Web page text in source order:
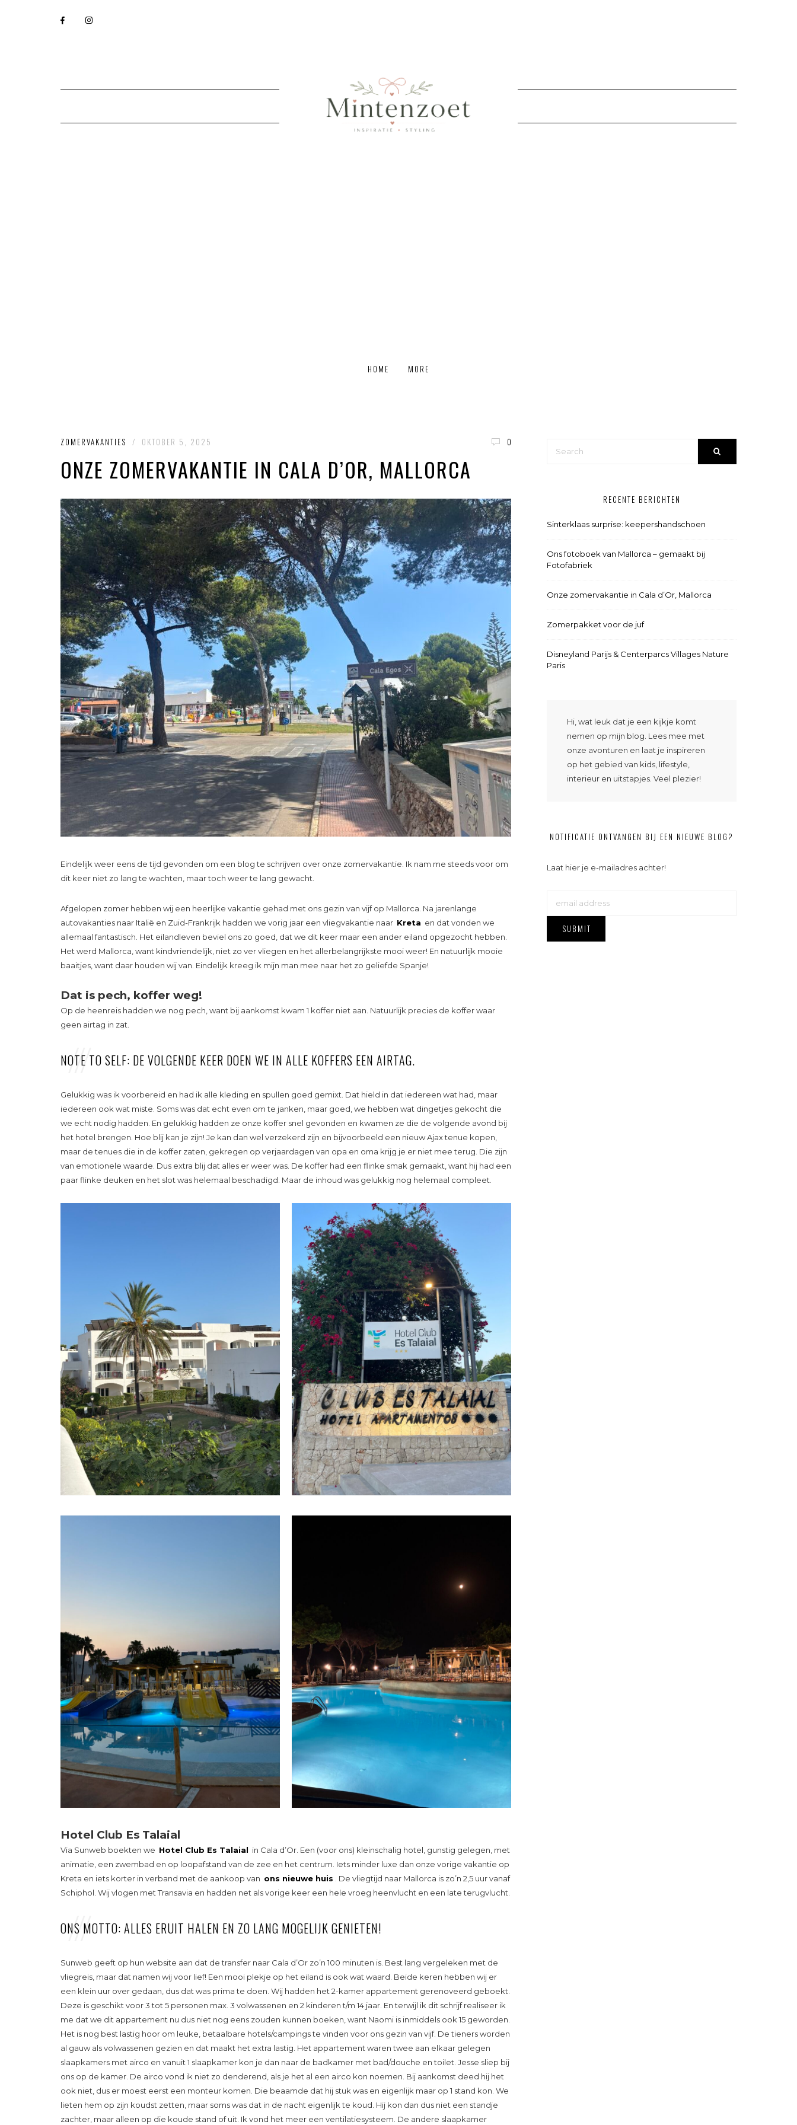
HOME MORE
ZOMERVAKANTIES / OKTOBER 5, 2025 0
ONZE ZOMERVAKANTIE IN CALA D’OR, MALLORCA
Eindelijk weer eens de tijd gevonden om een blog te schrijven over onze zomervakantie. Ik nam me steeds voor om
dit keer niet zo lang te wachten, maar toch weer te lang gewacht.
Afgelopen zomer hebben wij een heerlijke vakantie gehad met ons gezin van vijf op Mallorca. Na jarenlange
autovakanties naar Italië en Zuid-Frankrijk hadden we vorig jaar een vliegvakantie naar Kreta en dat vonden we
allemaal fantastisch. Het eilandleven beviel ons zo goed, dat we dit keer maar een ander eiland opgezocht hebben.
Het werd Mallorca, want kindvriendelijk, niet zo ver vliegen en het allerbelangrijkste mooi weer! En natuurlijk mooie
baaitjes, want daar houden wij van. Eindelijk kreeg ik mijn man mee naar het zo geliefde Spanje!
Dat is pech, koffer weg!
Op de heenreis hadden we nog pech, want bij aankomst kwam 1 koffer niet aan. Natuurlijk precies de koffer waar
geen airtag in zat.
NOTE TO SELF: DE VOLGENDE KEER DOEN WE IN ALLE KOFFERS EEN AIRTAG.
Gelukkig was ik voorbereid en had ik alle kleding en spullen goed gemixt. Dat hield in dat iedereen wat had, maar
iedereen ook wat miste. Soms was dat echt even om te janken, maar goed, we hebben wat dingetjes gekocht die
we echt nodig hadden. En gelukkig hadden ze onze koffer snel gevonden en kwamen ze die de volgende avond bij
het hotel brengen. Hoe blij kan je zijn! Je kan dan wel verzekerd zijn en bijvoorbeeld een nieuw Ajax tenue kopen,
maar de tenues die in de koffer zaten, gekregen op verjaardagen van opa en oma krijg je er niet mee terug. Die zijn
van emotionele waarde. Dus extra blij dat alles er weer was. De koffer had een flinke smak gemaakt, want hij had een
paar flinke deuken en het slot was helemaal beschadigd. Maar de inhoud was gelukkig nog helemaal compleet.
Hotel Club Es Talaial
Via Sunweb boekten we Hotel Club Es Talaial in Cala d’Or. Een (voor ons) kleinschalig hotel, gunstig gelegen, met
animatie, een zwembad en op loopafstand van de zee en het centrum. Iets minder luxe dan onze vorige vakantie op
Kreta en iets korter in verband met de aankoop van ons nieuwe huis . De vliegtijd naar Mallorca is zo’n 2,5 uur vanaf
Schiphol. Wij vlogen met Transavia en hadden net als vorige keer een hele vroeg heenvlucht en een late terugvlucht.
ONS MOTTO: ALLES ERUIT HALEN EN ZO LANG MOGELIJK GENIETEN!
Sunweb geeft op hun website aan dat de transfer naar Cala d’Or zo’n 100 minuten is. Best lang vergeleken met de
vliegreis, maar dat namen wij voor lief! Een mooi plekje op het eiland is ook wat waard. Beide keren hebben wij er
een klein uur over gedaan, dus dat was prima te doen. Wij hadden het 2-kamer appartement gerenoveerd geboekt.
Deze is geschikt voor 3 tot 5 personen max. 3 volwassenen en 2 kinderen t/m 14 jaar. En terwijl ik dit schrijf realiseer ik
me dat we dit appartement nu dus niet nog eens zouden kunnen boeken, want Naomi is inmiddels ook 15 geworden.
Het is nog best lastig hoor om leuke, betaalbare hotels/campings te vinden voor ons gezin van vijf. De tieners worden
al gauw als volwassenen gezien en dat maakt het extra lastig. Het appartement waren twee aan elkaar gelegen
slaapkamers met airco en vanuit 1 slaapkamer kon je dan naar de badkamer met bad/douche en toilet. Jesse sliep bij
ons op de kamer. De airco vond ik niet zo denderend, als je het al een airco kon noemen. Bij aankomst deed hij het
ook niet, dus er moest eerst een monteur komen. Die beaamde dat hij stuk was en eigenlijk maar op 1 stand kon. We
lieten hem op zijn koudst zetten, maar soms was dat in de nacht eigenlijk te koud. Hij kon dan dus niet een standje
zachter, maar alleen op die koude stand of uit. Ik vond het meer een ventilatiesysteem. De andere slaapkamer
RECENTE BERICHTEN
Sinterklaas surprise: keepershandschoen
Ons fotoboek van Mallorca – gemaakt bij
Fotofabriek
Onze zomervakantie in Cala d’Or, Mallorca
Zomerpakket voor de juf
Disneyland Parijs & Centerparcs Villages Nature
Paris
Hi, wat leuk dat je een kijkje komt
nemen op mijn blog. Lees mee met
onze avonturen en laat je inspireren
op het gebied van kids, lifestyle,
interieur en uitstapjes. Veel plezier!
NOTIFICATIE ONTVANGEN BIJ EEN NIEUWE BLOG?
Laat hier je e-mailadres achter!